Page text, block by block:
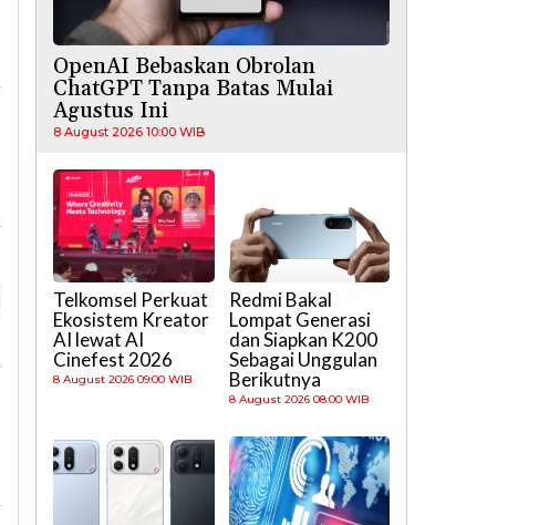
OpenAI Bebaskan Obrolan
ChatGPT Tanpa Batas Mulai
Agustus Ini
8 August 2026 10:00 WIB
Telkomsel Perkuat
Ekosistem Kreator
AI lewat AI
Cinefest 2026
8 August 2026 09:00 WIB
Redmi Bakal
Lompat Generasi
dan Siapkan K200
Sebagai Unggulan
Berikutnya
8 August 2026 08:00 WIB